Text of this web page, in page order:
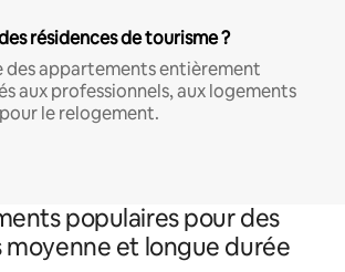
résidences de tourisme ?
des appartements entièrement
aux professionnels, aux logements
le relogement.
populaires pour des
moyenne et longue durée